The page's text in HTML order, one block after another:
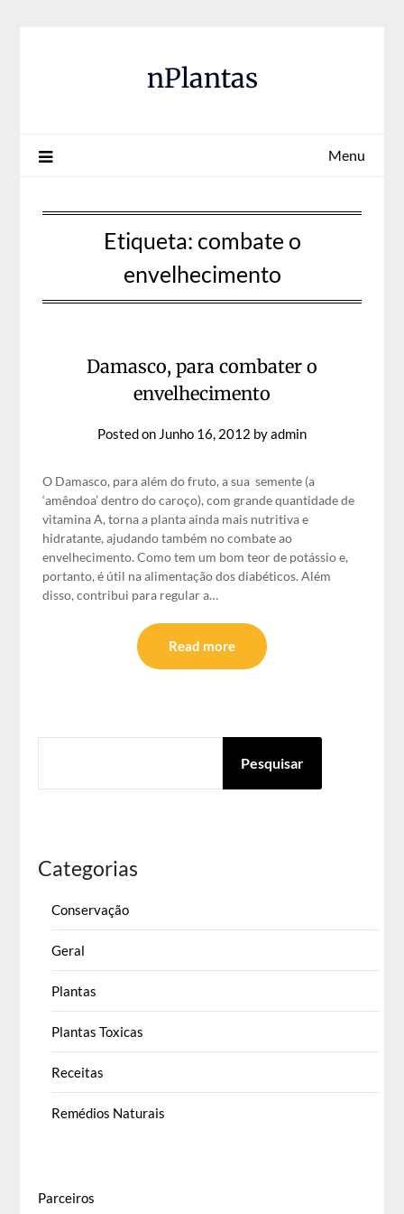
nPlantas
Menu
Etiqueta: combate o
envelhecimento
Damasco, para combater o
envelhecimento
Posted on Junho 16, 2012 byadmin
O Damasco, para além do fruto, a sua semente (a
‘amêndoa’ dentro do caroço), com grande quantidade de
vitamina A, torna a planta ainda mais nutritiva e
hidratante, ajudando também no combate ao
envelhecimento. Como tem um bom teor de potássio e,
portanto, é útil na alimentação dos diabéticos. Além
disso, contribui para regular a…
Read more
Pesquisar
Categorias
Conservação
Geral
Plantas
Plantas Toxicas
Receitas
Remédios Naturais
Parceiros